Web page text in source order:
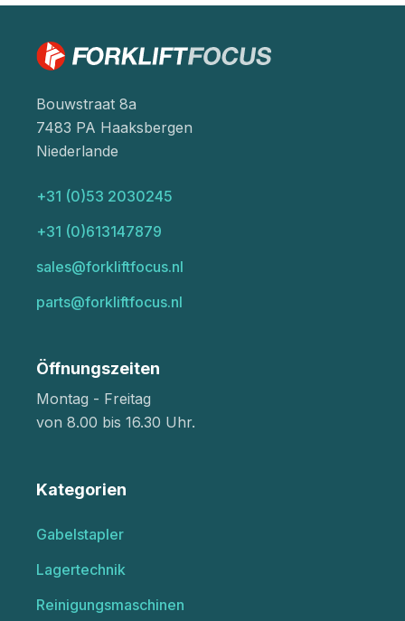
Bouwstraat 8a
7483 PA Haaksbergen
Niederlande
+31 (0)53 2030245
+31 (0)613147879
sales@forkliftfocus.nl
parts@forkliftfocus.nl
Öffnungszeiten
Montag - Freitag
von 8.00 bis 16.30 Uhr.
Kategorien
Gabelstapler
Lagertechnik
Reinigungsmaschinen